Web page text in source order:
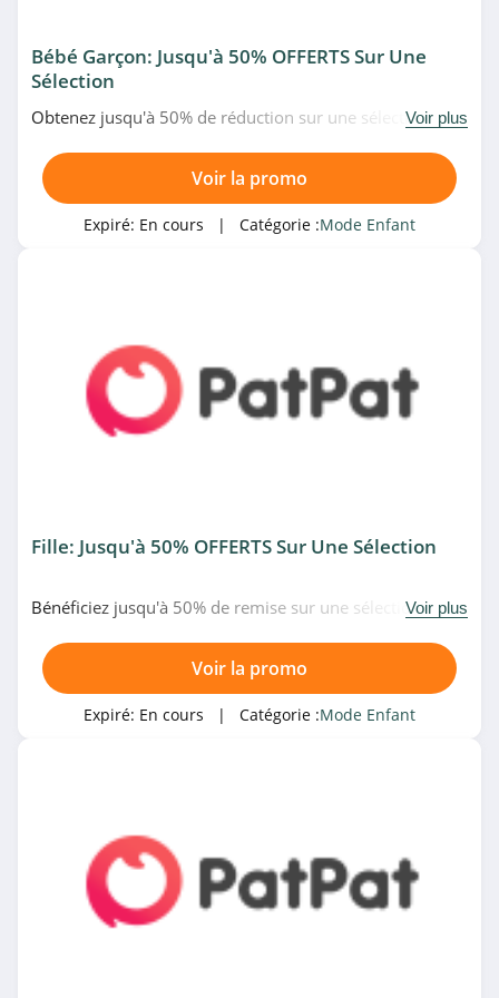
Bébé Garçon: Jusqu'à 50% OFFERTS Sur Une
Sélection
Obtenez jusqu'à 50% de réduction sur une sélection
N'hésitez pas!
Voir plus
Voir la promo
Expiré: En cours | Catégorie :Mode Enfant
Fille: Jusqu'à 50% OFFERTS Sur Une Sélection
Bénéficiez jusqu'à 50% de remise sur une sélectionVoir plus
Voir la promo
Expiré: En cours | Catégorie :Mode Enfant